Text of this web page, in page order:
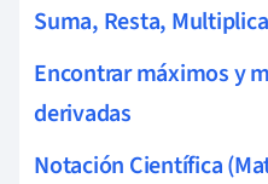
Suma, Resta,
Encontrar máximos y
derivadas
Notación Científica